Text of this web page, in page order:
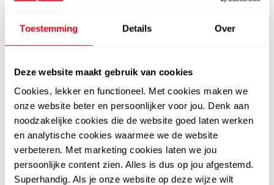
Toestemming Details Over
Deze website maakt gebruik van cookies
Cookies, lekker en functioneel. Met cookies maken we
onze website beter en persoonlijker voor jou. Denk aan
noodzakelijke cookies die de website goed laten werken
en analytische cookies waarmee we de website
verbeteren. Met marketing cookies laten we jou
persoonlijke content zien. Alles is dus op jou afgestemd.
Superhandig. Als je onze website op deze wijze wilt